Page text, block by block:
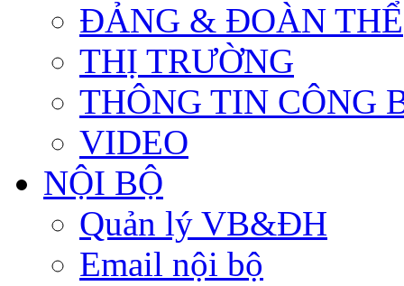
ĐẢNG & ĐOÀN THỂ
THỊ TRƯỜNG
THÔNG TIN CÔNG
VIDEO
NỘI BỘ
Quản lý VB&ĐH
Email nội bộ